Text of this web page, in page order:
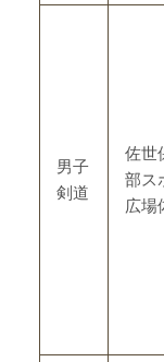
男子
剣道
佐世
部ス
広場